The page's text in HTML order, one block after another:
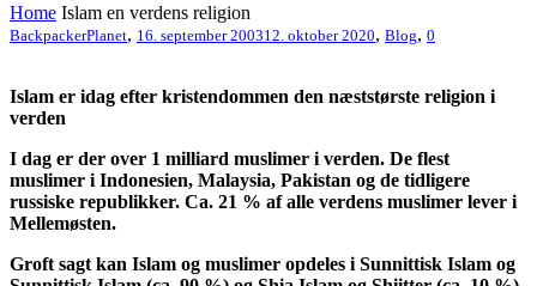
Home Islam en verdens religion
BackpackerPlanet, 16. september 200312. oktober 2020, Blog, 0
Islam er idag efter kristendommen den næststørste religion i
verden
I dag er der over 1 milliard muslimer i verden. De flest
muslimer i Indonesien, Malaysia, Pakistan og de tidligere
russiske republikker. Ca. 21 % af alle verdens muslimer lever i
Mellemøsten.
Groft sagt kan Islam og muslimer opdeles i Sunnittisk Islam og